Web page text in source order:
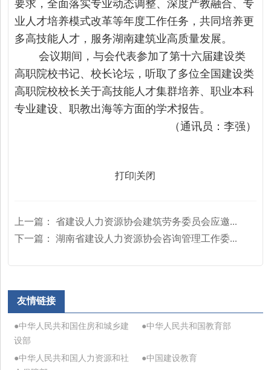
要求，全面落实专业动态调整、深度产教融合、专
业人才培养模式改革等年度工作任务，共同培养更
多高技能人才，服务湖南建筑业高质量发展。
会议期间，与会代表参加了第十六届建设类
高职院校书记、校长论坛，听取了多位全国建设类
高职院校校长关于高技能人才集群培养、职业本科
专业建设、职教出海等方面的学术报告。
（通讯员：李强）
打印|关闭
上一篇：
省建设人力资源协会建筑劳务委员会应邀...
下一篇：
湖南省建设人力资源协会咨询管理工作委...
友情链接
●中华人民共和国住房和城乡建
设部
●中华人民共和国教育部
●中华人民共和国人力资源和社
●中国建设教育